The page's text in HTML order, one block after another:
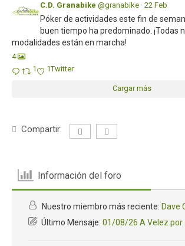
C.D. Granabike @granabike · 22 Feb
Póker de actividades este fin de
buen tiempo ha predominado. ¡Todas
modalidades están en marcha!
4
1
1Twitter
Cargar más
Compartir:
Información del foro
Nuestro miembro más reciente: Dave
Último Mensaje: 01/08/26 A Velez por